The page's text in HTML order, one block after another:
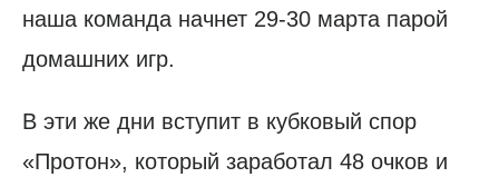
наша команда начнет 29-30 марта парой
домашних игр.
В эти же дни вступит в кубковый спор
«Протон», который заработал 48 очков и